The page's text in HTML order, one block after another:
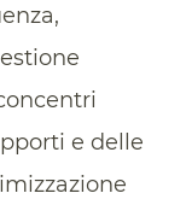
e delle